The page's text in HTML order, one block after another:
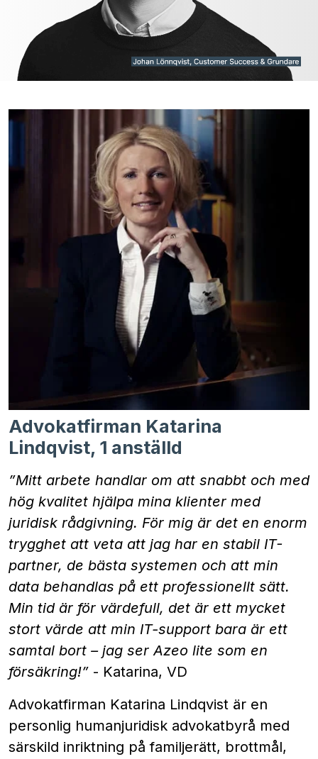
Advokatfirman Katarina
Lindqvist, 1 anställd
”Mitt arbete handlar om att snabbt och med
hög kvalitet hjälpa mina klienter med
juridisk rådgivning. För mig är det en enorm
trygghet att veta att jag har en stabil IT-
partner, de bästa systemen och att min
data behandlas på ett professionellt sätt.
Min tid är för värdefull, det är ett mycket
stort värde att min IT-support bara är ett
samtal bort – jag ser Azeo lite som en
försäkring!” - Katarina, VD
Advokatfirman Katarina Lindqvist är en
personlig humanjuridisk advokatbyrå med
särskild inriktning på familjerätt, brottmål,